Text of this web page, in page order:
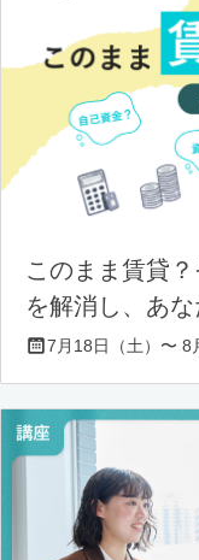
このまま賃貸
を解消し、あ
7月18日（土）〜 8